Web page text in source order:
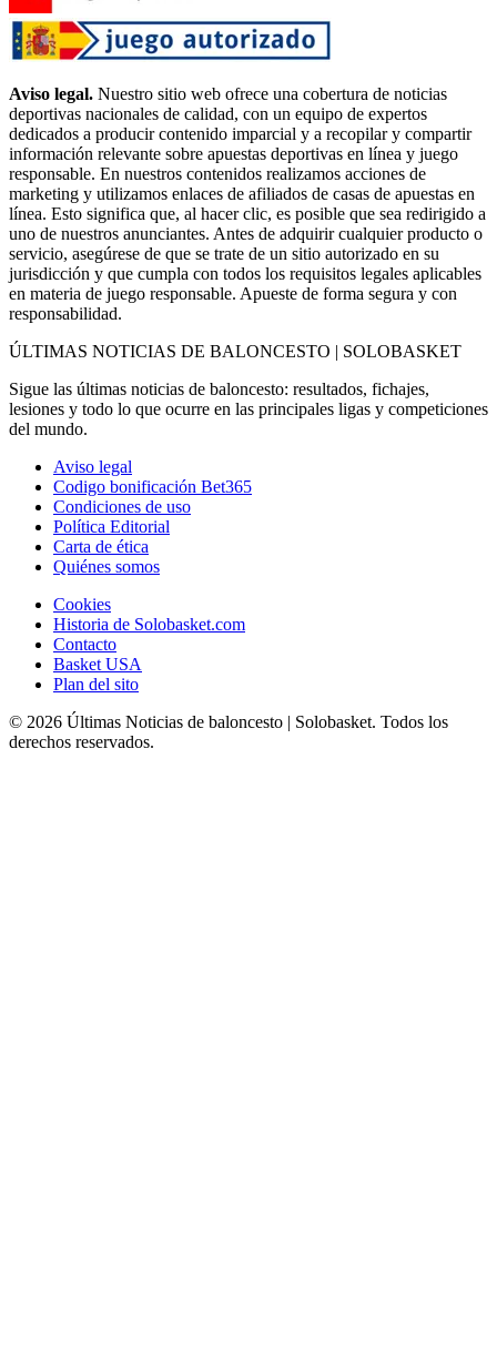
Aviso legal. Nuestro sitio web ofrece una cobertura de noticias
deportivas nacionales de calidad, con un equipo de expertos
dedicados a producir contenido imparcial y a recopilar y compartir
información relevante sobre apuestas deportivas en línea y juego
responsable. En nuestros contenidos realizamos acciones de
marketing y utilizamos enlaces de afiliados de casas de apuestas en
línea. Esto significa que, al hacer clic, es posible que sea redirigido a
uno de nuestros anunciantes. Antes de adquirir cualquier producto o
servicio, asegúrese de que se trate de un sitio autorizado en su
jurisdicción y que cumpla con todos los requisitos legales aplicables
en materia de juego responsable. Apueste de forma segura y con
responsabilidad.
ÚLTIMAS NOTICIAS DE BALONCESTO | SOLOBASKET
Sigue las últimas noticias de baloncesto: resultados, fichajes,
lesiones y todo lo que ocurre en las principales ligas y competiciones
del mundo.
Aviso legal
Codigo bonificación Bet365
Condiciones de uso
Política Editorial
Carta de ética
Quiénes somos
Cookies
Historia de Solobasket.com
Contacto
Basket USA
Plan del sito
© 2026 Últimas Noticias de baloncesto | Solobasket. Todos los
derechos reservados.